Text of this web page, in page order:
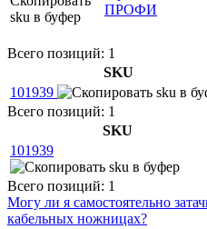
ПРОФИ
Всего позиций: 1
SKU
101939
Всего позиций: 1
SKU
101939
Всего позиций: 1
Могу ли я самостоятельно
кабельных ножницах?